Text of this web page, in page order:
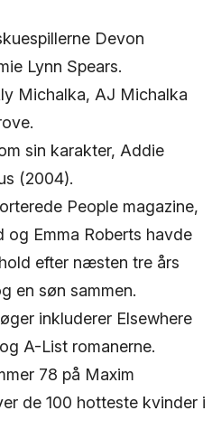
Devon
Lynn Spears.
Michalka, AJ Michalka
sin karakter, Addie
(2004).
People magazine,
og Emma Roberts havde
efter næsten tre års
en søn sammen.
inkluderer Elsewhere
A-List romanerne.
78 på Maxim
de 100 hotteste kvinder i